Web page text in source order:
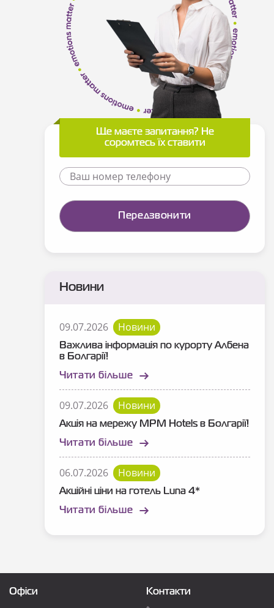
Ще маєте запитання? Не
соромтесь їх ставити
Новини
09.07.2026 Новини
Важлива інформація по курорту Албена
в Болгарії!
Читати більше
09.07.2026 Новини
Акція на мережу MPM Hotels в Болгарії!
Читати більше
06.07.2026 Новини
Акційні ціни на готель Luna 4*
Читати більше
Офіси Контакти